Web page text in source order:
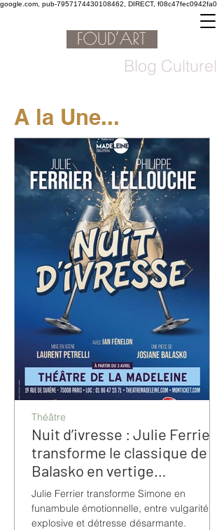
google.com, pub-7957174430108462, DIRECT, f08c47fec0942fa0
Blog Culturel
A la Une...
Nuit d’ivresse : Julie Ferrier
transforme le classique de
Balasko en vertige
bouleversant
Julie Ferrier transforme Simone en
funambule émotionnelle, entre vulgarité
explosive et détresse désarmante.
Théâtre